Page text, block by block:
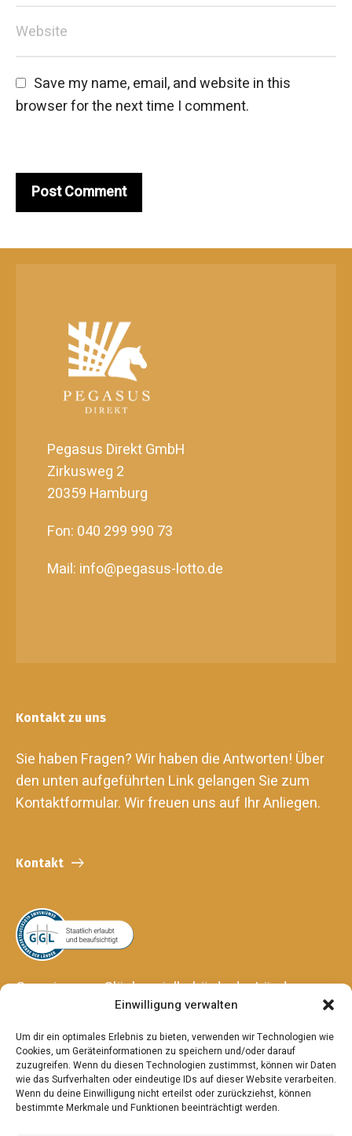
Einwilligung verwalten
Um dir ein optimales Erlebnis zu bieten, verwenden wir Technologien wie
Cookies, um Geräteinformationen zu speichern und/oder darauf
zuzugreifen. Wenn du diesen Technologien zustimmst, können wir Daten
wie das Surfverhalten oder eindeutige IDs auf dieser Website verarbeiten.
Wenn du deine Einwilligung nicht erteilst oder zurückziehst, können
bestimmte Merkmale und Funktionen beeinträchtigt werden.
Save my name, email, and website in this
browser for the next time I comment.
Pegasus Direkt GmbH
Zirkusweg 2
20359 Hamburg
Fon: 040 299 990 73
Mail: info@pegasus-lotto.de
Kontakt zu uns
Sie haben Fragen? Wir haben die Antworten! Über
den unten aufgeführten Link gelangen Sie zum
Kontaktformular. Wir freuen uns auf Ihr Anliegen.
Kontakt
Gemeinsame Glücksspielbehörde der Länder
Anstalt des öffentlichen Rechts
Hansering 15
06108 Halle (Saale)